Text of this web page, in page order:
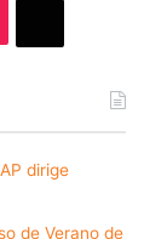
dirige
de Verano de